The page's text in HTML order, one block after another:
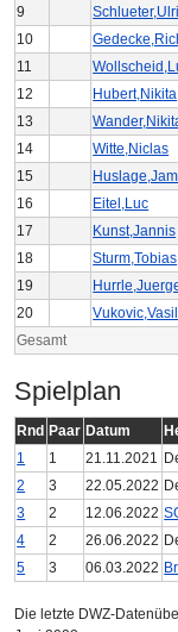
9
10
11
12
Hubert,Nikita
13
14
Witte,Niclas
15
16
Eitel,Luc
17
Kunst,Jannis
18
Sturm,Tobias
19
20
Vukovic,Vasil
Gesamt
Spielplan
Rnd Paar Datum
1
1 21.11.2021
2
3 22.05.2022
3
2 12.06.2022
4
2 26.06.2022
5
3 06.03.2022
Die letzte DWZ-